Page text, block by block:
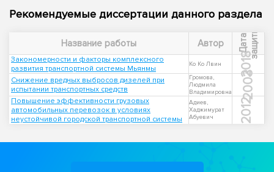
Рекомендуемые диссертации данного раздела
Название работы Автор Д
а
т
а
з
а
щ
и
ты
Закономерности и факторы комплексного
развития транспортной системы Мьянмы
Ко Ко Лвин 2018
Снижение вредных выбросов дизелей при
испытании транспортных средств
Громова,
Людмила
Владимировна
2003
Повышение эффективности грузовых
автомобильных перевозок в условиях
неустойчивой городской транспортной системы
Адиев,
Хаджимурат
Абуевич
2012